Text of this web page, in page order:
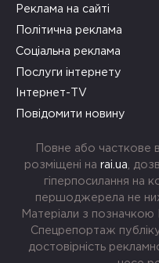
Реклама на сайті
Політична реклама
Соціальна реклама
Послуги інтернету
Інтернет-TV
Повідомити новину
Повне або часткове
розміщені на rai.ua ,
гіперпосилання на
першоджерела не
Матеріали з позначкою
Спецрепортаж
достовірність